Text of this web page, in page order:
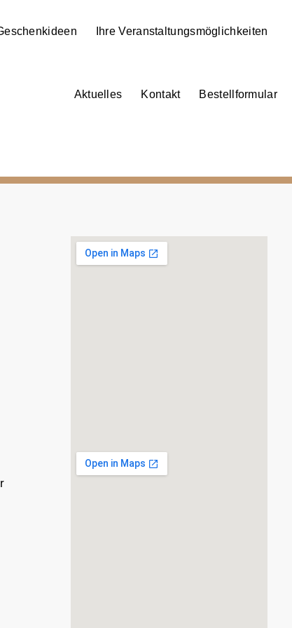
Ihre Veranstaltungsmöglichkeiten
Aktuelles Kontakt Bestellformular